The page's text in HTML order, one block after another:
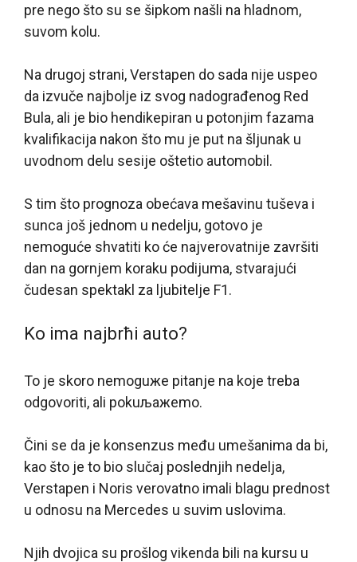
pre nego što su se šipkom našli na hladnom,
suvom kolu.
Na drugoj strani, Verstapen do sada nije uspeo
da izvuče najbolje iz svog nadograđenog Red
Bula, ali je bio hendikepiran u potonjim fazama
kvalifikacija nakon što mu je put na šljunak u
uvodnom delu sesije oštetio automobil.
S tim što prognoza obećava mešavinu tuševa i
sunca još jednom u nedelju, gotovo je
nemoguće shvatiti ko će najverovatnije završiti
dan na gornjem koraku podijuma, stvarajući
čudesan spektakl za ljubitelje F1.
Ko ima najbrћi auto?
To je skoro nemoguжe pitanje na koje treba
odgovoriti, ali pokuљaжemo.
Čini se da je konsenzus među umešanima da bi,
kao što je to bio slučaj poslednjih nedelja,
Verstapen i Noris verovatno imali blagu prednost
u odnosu na Mercedes u suvim uslovima.
Njih dvojica su prošlog vikenda bili na kursu u